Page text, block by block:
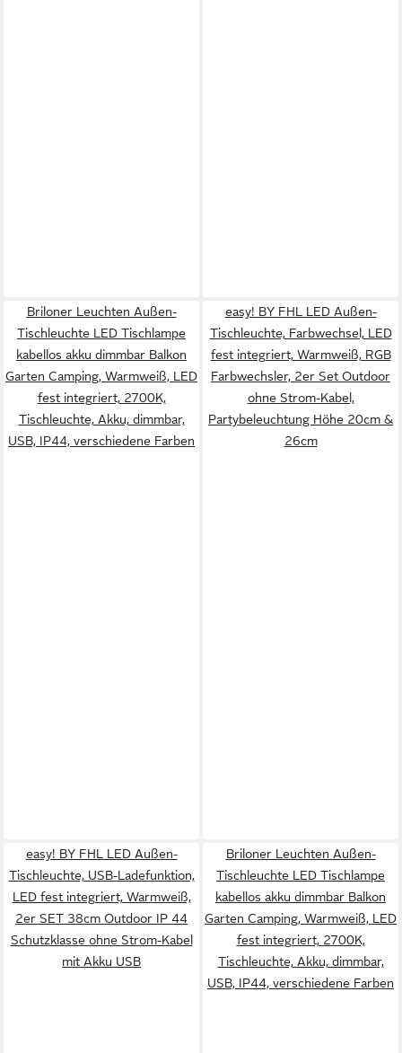
Briloner Leuchten Außen-
Tischleuchte LED Tischlampe
kabellos akku dimmbar Balkon
Garten Camping, Warmweiß, LED
fest integriert, 2700K,
Tischleuchte, Akku, dimmbar,
USB, IP44, verschiedene Farben
easy! BY FHL LED Außen-
Tischleuchte, Farbwechsel, LED
fest integriert, Warmweiß, RGB
Farbwechsler, 2er Set Outdoor
ohne Strom-Kabel,
Partybeleuchtung Höhe 20cm &
26cm
easy! BY FHL LED Außen-
Tischleuchte, USB-Ladefunktion,
LED fest integriert, Warmweiß,
2er SET 38cm Outdoor IP 44
Schutzklasse ohne Strom-Kabel
mit Akku USB
Briloner Leuchten Außen-
Tischleuchte LED Tischlampe
kabellos akku dimmbar Balkon
Garten Camping, Warmweiß, LED
fest integriert, 2700K,
Tischleuchte, Akku, dimmbar,
USB, IP44, verschiedene Farben